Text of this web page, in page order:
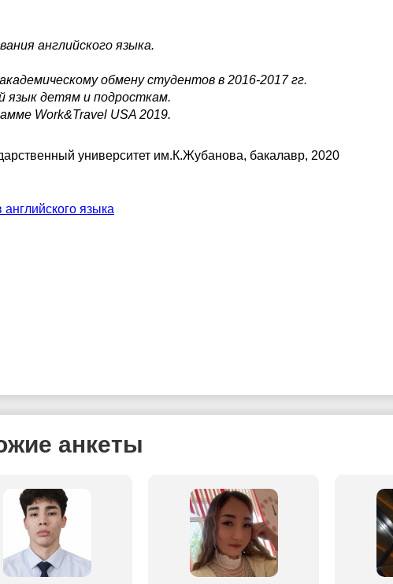
английского языка.
обмену студентов в 2016-2017 гг.
язык детям и подросткам.
Work&Travel USA 2019.
университет им.К.Жубанова, бакалавр, 2020
языка
анкеты